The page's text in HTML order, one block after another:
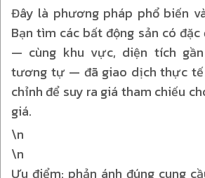
Đây là phương pháp phổ biến
Bạn tìm các bất động sản có
— cùng khu vực, diện tích
tương tự — đã giao dịch thực tế
chỉnh để suy ra giá tham chiếu
giá.
\n
\n
Ưu điểm: phản ánh đúng cung